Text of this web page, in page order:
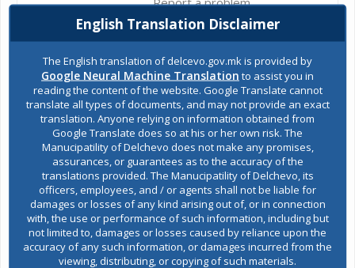
Budget and finances
Building Permit
E-Urbanism
Construction land
Register of services
English Translation Disclaimer
The English translation of delcevo.gov.mk is provided by
Google Neural Machine Translation to assist you in
reading the content of the website. Google Translate cannot
translate all types of documents, and may not provide an exact
translation. Anyone relying on information obtained from
Google Translate does so at his or her own risk. The
Manucipatility of Delchevo does not make any promises,
assurances, or guarantees as to the accuracy of the
translations provided. The Manucipatility of Delchevo, its
officers, employees, and / or agents shall not be liable for
damages or losses of any kind arising out of, or in connection
with, the use or performance of such information, including but
not limited to, damages or losses caused by reliance upon the
accuracy of any such information, or damages incurred from the
viewing, distributing, or copying of such materials.